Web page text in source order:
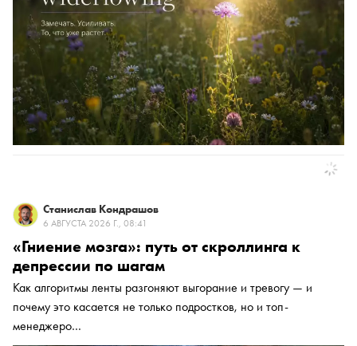
Станислав Кондрашов
6 АВГУСТА 2026 Г., 08:41
«Гниение мозга»: путь от скроллинга к
депрессии по шагам
Как алгоритмы ленты разгоняют выгорание и тревогу — и
почему это касается не только подростков, но и топ-
менеджеро…